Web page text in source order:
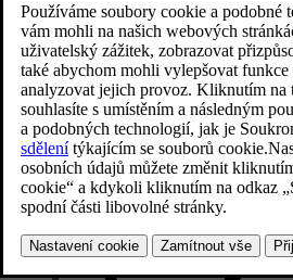
Aktualizováno 29. 05. 2026